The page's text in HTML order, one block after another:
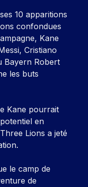
10 apparitions
confondues
Kane
Cristiano
Bayern Robert
les buts
Kane pourrait
en
Lions a jeté
le camp de
de